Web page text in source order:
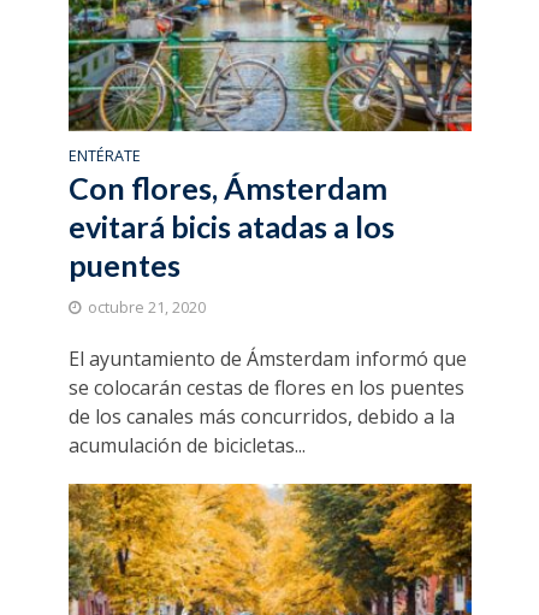
ENTÉRATE
Con flores, Ámsterdam
evitará bicis atadas a los
puentes
octubre 21, 2020
El ayuntamiento de Ámsterdam informó que
se colocarán cestas de flores en los puentes
de los canales más concurridos, debido a la
acumulación de bicicletas...